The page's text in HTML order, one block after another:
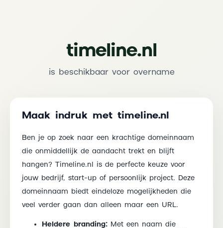
timeline.nl
is beschikbaar voor overname
Maak indruk met timeline.nl
Ben je op zoek naar een krachtige domeinnaam
die onmiddellijk de aandacht trekt en blijft
hangen? Timeline.nl is de perfecte keuze voor
jouw bedrijf, start-up of persoonlijk project. Deze
domeinnaam biedt eindeloze mogelijkheden die
veel verder gaan dan alleen maar een URL.
Heldere branding: Met een naam die